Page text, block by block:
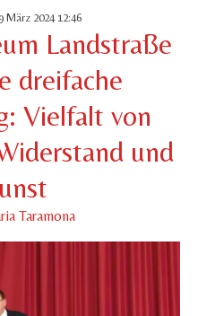
März 2024 12:46
Landstraße
dreifache
Vielfalt von
und
Taramona